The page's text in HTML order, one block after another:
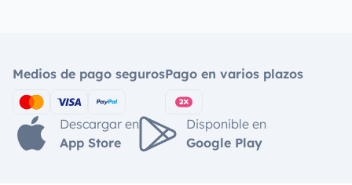
Medios de pago segurosPago en varios plazos
Descargar en
App Store
Disponible en
Google Play